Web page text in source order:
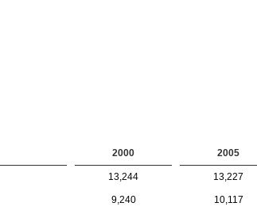
2000 2005
13,244 13,227
9,240 10,117